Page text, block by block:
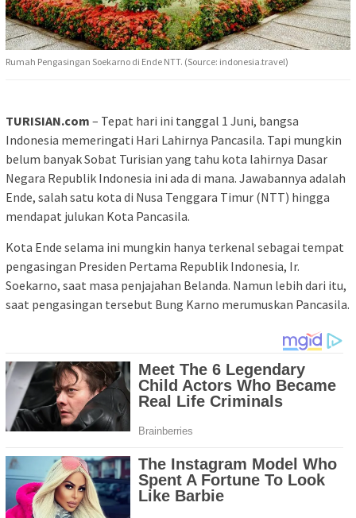
Rumah Pengasingan Soekarno di Ende NTT. (Source: indonesia.travel)
TURISIAN.com – Tepat hari ini tanggal 1 Juni, bangsa
Indonesia memeringati Hari Lahirnya Pancasila. Tapi mungkin
belum banyak Sobat Turisian yang tahu kota lahirnya Dasar
Negara Republik Indonesia ini ada di mana. Jawabannya adalah
Ende, salah satu kota di Nusa Tenggara Timur (NTT) hingga
mendapat julukan Kota Pancasila.
Kota Ende selama ini mungkin hanya terkenal sebagai tempat
pengasingan Presiden Pertama Republik Indonesia, Ir.
Soekarno, saat masa penjajahan Belanda. Namun lebih dari itu,
saat pengasingan tersebut Bung Karno merumuskan Pancasila.